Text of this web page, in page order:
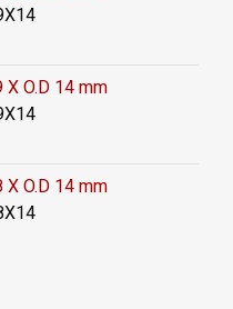
O.D 14 mm
O.D 14 mm